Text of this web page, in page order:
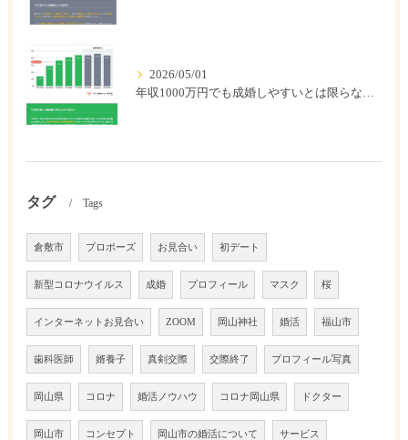
2026/05/01
年収1000万円でも成婚しやすいとは限らない? 「年収帯別の成婚率」のリアル
タグ Tags
倉敷市 プロポーズ お見合い 初デート
新型コロナウイルス 成婚 プロフィール マスク 桜
インターネットお見合い ZOOM 岡山神社 婚活 福山市
歯科医師 婿養子 真剣交際 交際終了 プロフィール写真
岡山県 コロナ 婚活ノウハウ コロナ岡山県 ドクター
岡山市 コンセプト 岡山市の婚活について サービス